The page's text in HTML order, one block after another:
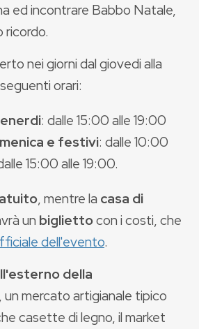
ed incontrare Babbo Natale,
nei giorni dal giovedi alla
orari:
: dalle 15:00 alle 19:00
e festivi: dalle 10:00
15:00 alle 19:00.
, mentre la casa di
un bigliettocon i costi, che
dell'evento.
della
, un mercato artigianale tipico
casette di legno, il market